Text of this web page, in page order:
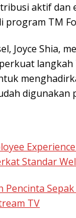
aktif
program TM
Joyce Shia,
langkah
digunakan
Standar
Pencinta
TV